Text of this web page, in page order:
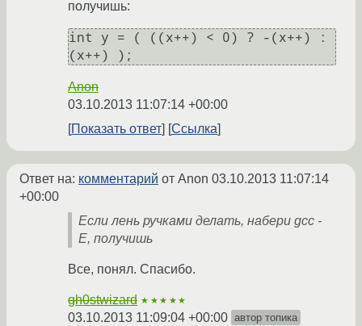
получишь:
int y = ( ((x++) < 0) ? -(x++) :
Anon
03.10.2013 11:07:14 +00:00
Показать ответ
Ссылка
Ответ на: комментарий от Anon 03.10.2013 11:07:14
+00:00
Если лень ручками делать, набери gcc -
E, получишь
Все, понял. Спасибо.
gh0stwizard ★★★★★
03.10.2013 11:09:04 +00:00 автор топика